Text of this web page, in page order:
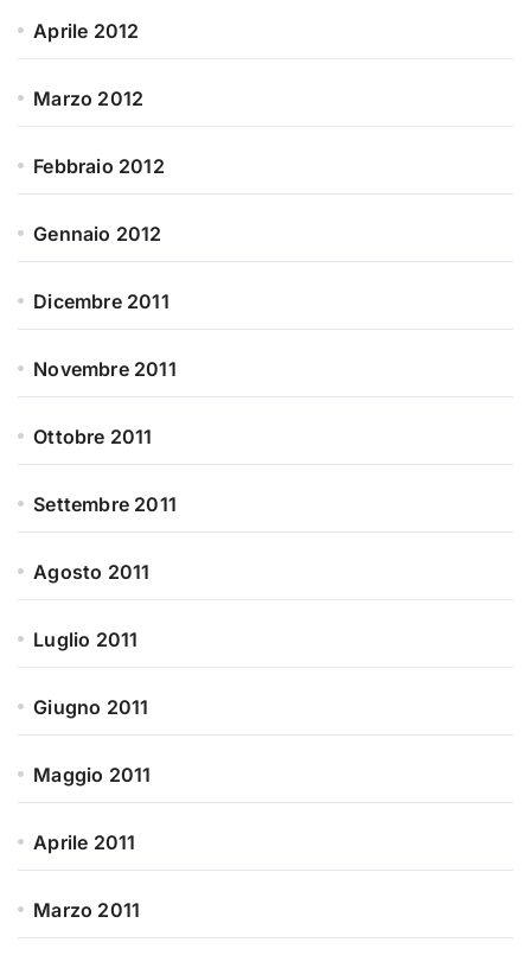
Aprile 2012
Marzo 2012
Febbraio 2012
Gennaio 2012
Dicembre 2011
Novembre 2011
Ottobre 2011
Settembre 2011
Agosto 2011
Luglio 2011
Giugno 2011
Maggio 2011
Aprile 2011
Marzo 2011